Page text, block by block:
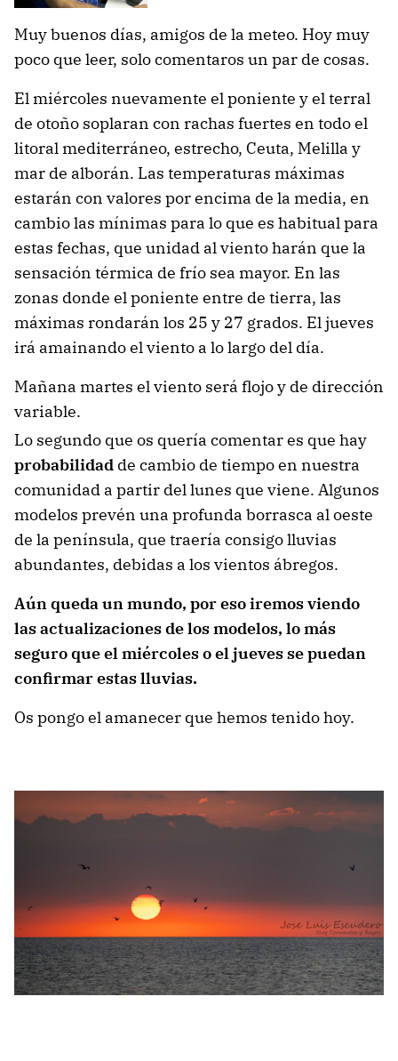
Muy buenos días, amigos de la meteo. Hoy muy
poco que leer, solo comentaros un par de cosas.
El miércoles nuevamente el poniente y el terral
de otoño soplaran con rachas fuertes en todo el
litoral mediterráneo, estrecho, Ceuta, Melilla y
mar de alborán. Las temperaturas máximas
estarán con valores por encima de la media, en
cambio las mínimas para lo que es habitual para
estas fechas, que unidad al viento harán que la
sensación térmica de frío sea mayor. En las
zonas donde el poniente entre de tierra, las
máximas rondarán los 25 y 27 grados. El jueves
irá amainando el viento a lo largo del día.
Mañana martes el viento será flojo y de dirección
variable.
Lo segundo que os quería comentar es que hay
probabilidad de cambio de tiempo en nuestra
comunidad a partir del lunes que viene. Algunos
modelos prevén una profunda borrasca al oeste
de la península, que traería consigo lluvias
abundantes, debidas a los vientos ábregos.
Aún queda un mundo, por eso iremos viendo
las actualizaciones de los modelos, lo más
seguro que el miércoles o el jueves se puedan
confirmar estas lluvias.
Os pongo el amanecer que hemos tenido hoy.